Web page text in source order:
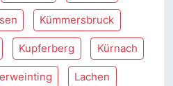
Kümmersbruck
Kupferberg Kürnach
Lachen